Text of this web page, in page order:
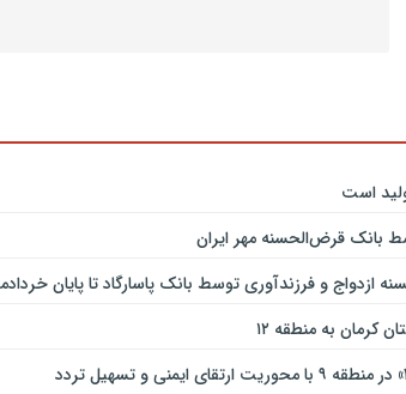
است
بانک قرض‌الحسنه مهر ایران
کرمان به منطقه ۱۲